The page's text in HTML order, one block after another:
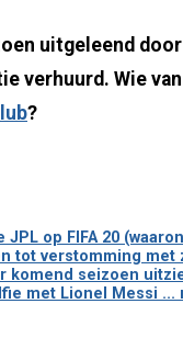
uitgeleend
verhuurd. Wie
?
op FIFA 20
tot verstomming
komend seizoen
met Lionel Messi